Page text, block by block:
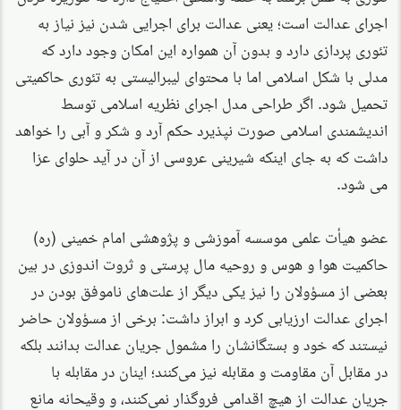
اجرای عدالت است؛ یعنی عدالت برای اجرایی شدن نیز نیاز به
تئوری پردازی دارد و بدون آن همواره این امکان وجود دارد که
مدلی با شکل اسلامی اما با محتوای لیبرالیستی به تئوری حاکمیتی
تحمیل شود. اگر طراحی مدل اجرای نظریه اسلامی توسط
اندیشمندی اسلامی صورت نپذیرد حکم آرد و شکر و آبی را خواهد
داشت که به جای اینکه شیرینی عروسی از آن در آید حلوای عزا
می شود.
عضو هیأت علمی موسسه آموزشی و پژوهشی امام خمینی (ره)
حاکمیت هوا و هوس و روحیه مال پرستی و ثروت اندوزی در بین
بعضی از مسؤولان را نیز یکی دیگر از علت‌های ناموفق بودن در
اجرای عدالت ارزیابی کرد و ابراز داشت: برخی از مسؤولان حاضر
نیستند که خود و بستگانشان را مشمول جریان عدالت بدانند بلکه
در مقابل آن مقاومت و مقابله نیز می‌کنند؛ اینان در مقابله با
جریان عدالت از هیچ اقدامی فروگذار نمی‌کنند، و وقیحانه مانع